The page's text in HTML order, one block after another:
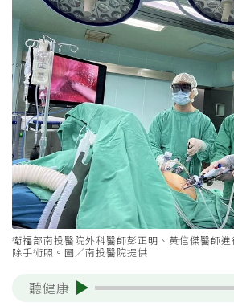
衛福部南投醫院外科醫師彭正明、黃信傑醫師
除手術照。圖／南投醫院提供
聽健康